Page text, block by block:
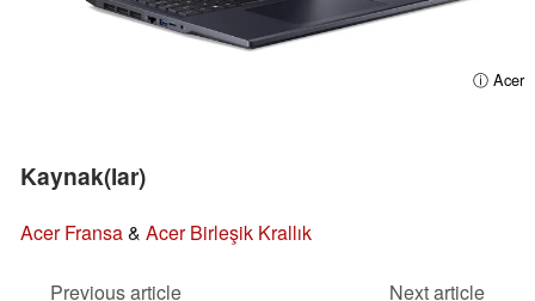
ⓘ Acer
Kaynak(lar)
Acer Fransa& Acer Birleşik Krallık
Previous article
Next article